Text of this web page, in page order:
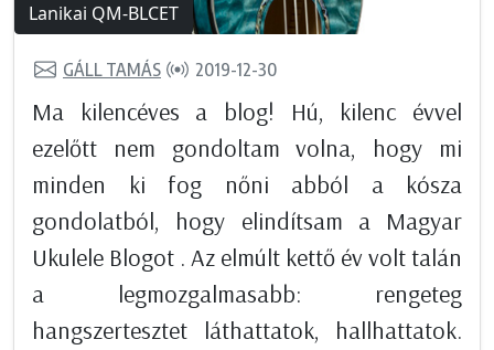
Lanikai QM-BLCET
GÁLL TAMÁS 2019-12-30
Ma kilencéves a blog! Hú, kilenc évvel
ezelőtt nem gondoltam volna, hogy mi
minden ki fog nőni abból a kósza
gondolatból, hogy elindítsam a Magyar
Ukulele Blogot . Az elmúlt kettő év volt talán
a legmozgalmasabb: rengeteg
hangszertesztet láthattatok, hallhattatok.